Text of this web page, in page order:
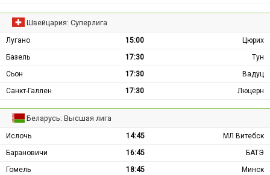
Швейцария: Суперлига
Лугано 15:00
Цюрих
Базель
17:30
Тун
Сьон
17:30
Вадуц
Санкт-Галлен
17:30 Люцерн
Беларусь: Высшая лига
Ислочь 14:45
МЛ Витебск
Барановичи
16:45
БАТЭ
Гомель
18:45 Минск